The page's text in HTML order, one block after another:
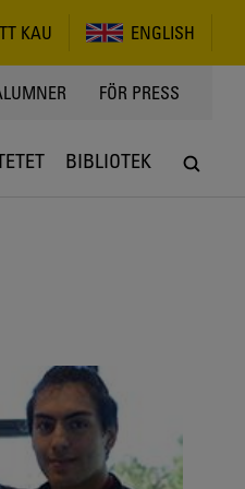
KAU ENGLISH
FÖR PRESS
BIBLIOTEK